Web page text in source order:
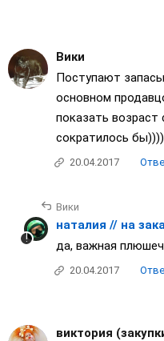
Вики
Поступают
основном
показать возраст
сократилось бы))))
20.04.2017
Вики
да, важная
20.04.2017
виктория